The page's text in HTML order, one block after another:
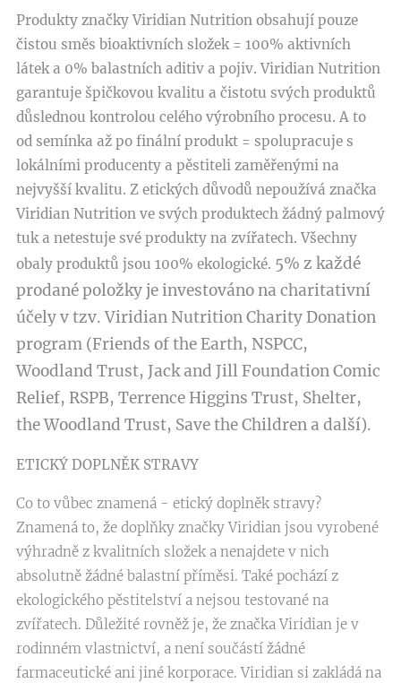
Produkty značky Viridian Nutrition obsahují pouze
čistou směs bioaktivních složek = 100% aktivních
látek a 0% balastních aditiv a pojiv. Viridian Nutrition
garantuje špičkovou kvalitu a čistotu svých produktů
důslednou kontrolou celého výrobního procesu. A to
od semínka až po finální produkt = spolupracuje s
lokálními producenty a pěstiteli zaměřenými na
nejvyšší kvalitu. Z etických důvodů nepoužívá značka
Viridian Nutrition ve svých produktech žádný palmový
tuk a netestuje své produkty na zvířatech. Všechny
obaly produktů jsou 100% ekologické. 5% z každé
prodané položky je investováno na charitativní
účely v tzv. Viridian Nutrition Charity Donation
program (Friends of the Earth, NSPCC,
Woodland Trust, Jack and Jill Foundation Comic
Relief, RSPB, Terrence Higgins Trust, Shelter,
the Woodland Trust, Save the Children a další).
ETICKÝ DOPLNĚK STRAVY
Co to vůbec znamená - etický doplněk stravy?
Znamená to, že doplňky značky Viridian jsou vyrobené
výhradně z kvalitních složek a nenajdete v nich
absolutně žádné balastní příměsi. Také pochází z
ekologického pěstitelství a nejsou testované na
zvířatech. Důležité rovněž je, že značka Viridian je v
rodinném vlastnictví, a není součástí žádné
farmaceutické ani jiné korporace. Viridian si zakládá na